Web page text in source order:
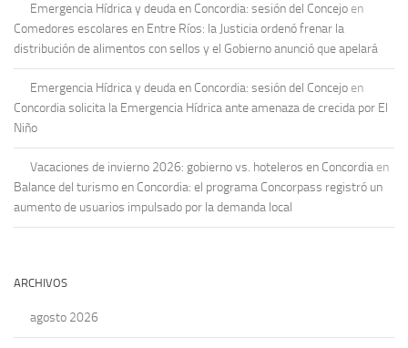
Emergencia Hídrica y deuda en Concordia: sesión del Concejo en
Comedores escolares en Entre Ríos: la Justicia ordenó frenar la
distribución de alimentos con sellos y el Gobierno anunció que apelará
Emergencia Hídrica y deuda en Concordia: sesión del Concejo en
Concordia solicita la Emergencia Hídrica ante amenaza de crecida por El
Niño
Vacaciones de invierno 2026: gobierno vs. hoteleros en Concordia en
Balance del turismo en Concordia: el programa Concorpass registró un
aumento de usuarios impulsado por la demanda local
ARCHIVOS
agosto 2026